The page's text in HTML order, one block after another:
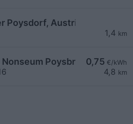
1,4 km
Poysdorf, Austria
0,75 €/kWh
4,8 km
Poysbrunner Str.